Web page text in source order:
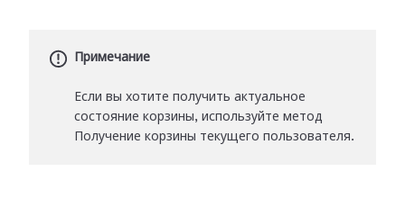
Примечание
Если вы хотите получить актуальное
состояние корзины, используйте метод
Получение корзины текущего пользователя.